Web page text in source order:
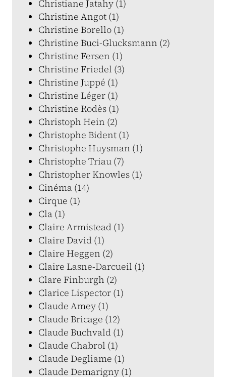
Christiane Jatahy (1)
Christine Angot (1)
Christine Borello (1)
Christine Buci-Glucksmann (2)
Christine Fersen (1)
Christine Friedel (3)
Christine Juppé (1)
Christine Léger (1)
Christine Rodès (1)
Christoph Hein (2)
Christophe Bident (1)
Christophe Huysman (1)
Christophe Triau (7)
Christopher Knowles (1)
Cinéma (14)
Cirque (1)
Cla (1)
Claire Armistead (1)
Claire David (1)
Claire Heggen (2)
Claire Lasne-Darcueil (1)
Clare Finburgh (2)
Clarice Lispector (1)
Claude Amey (1)
Claude Bricage (12)
Claude Buchvald (1)
Claude Chabrol (1)
Claude Degliame (1)
Claude Demarigny (1)